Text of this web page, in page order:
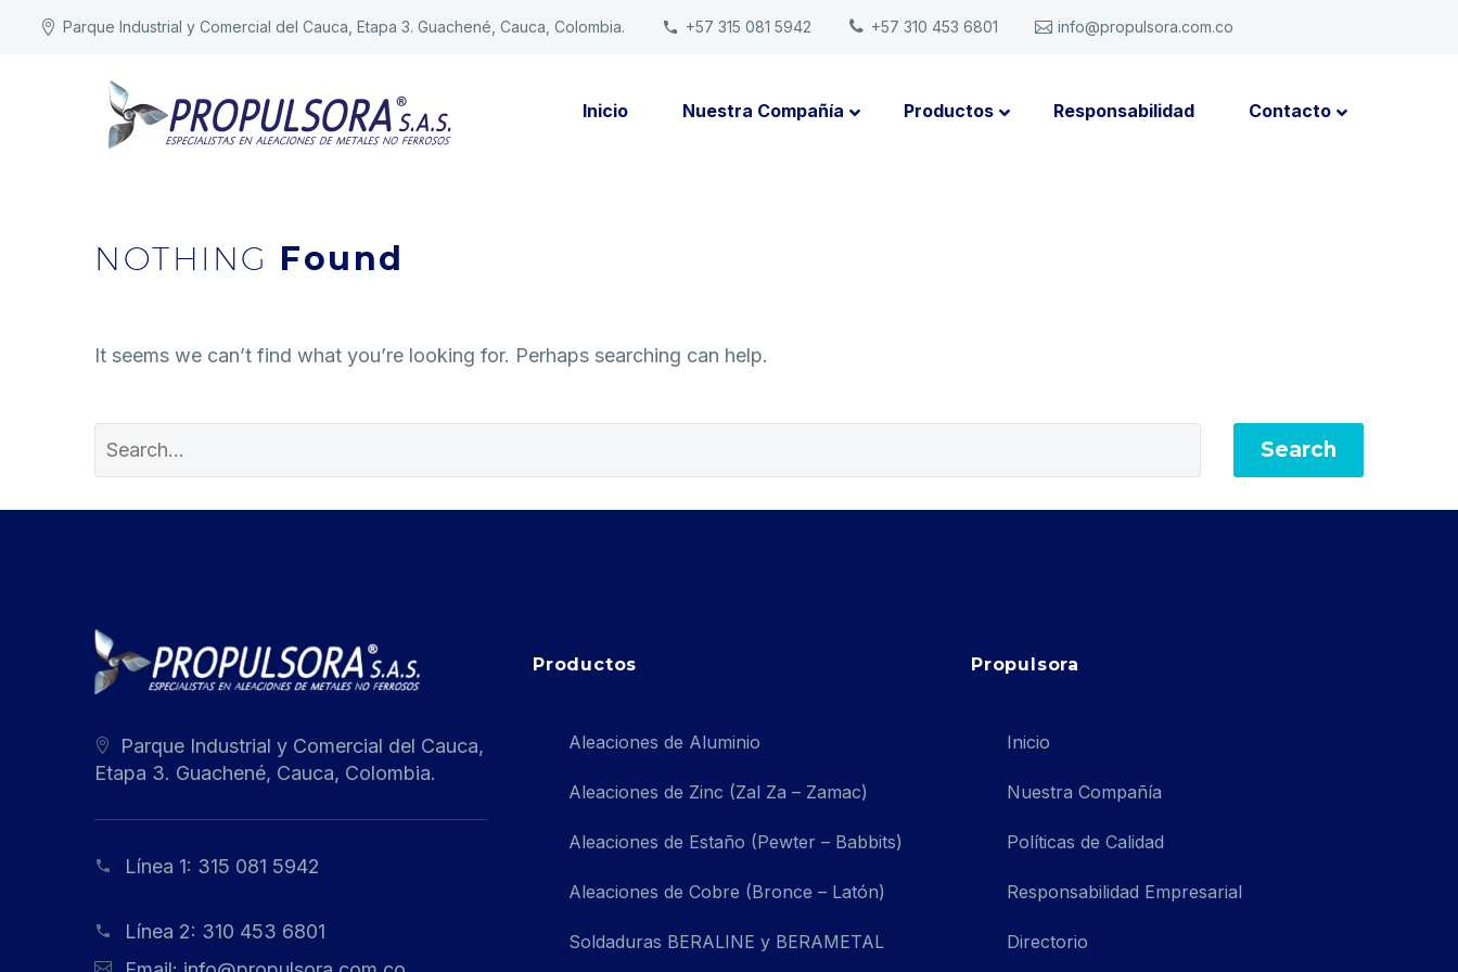
Parque Industrial y Comercial del Cauca, Etapa 3. Guachené, Cauca, Colombia. +57 315 081 5942 +57 310 453 6801 info@propulsora.com.co
Inicio Nuestra Compañía Productos Responsabilidad Contacto
NOTHING Found
It seems we can’t find what you’re looking for. Perhaps searching can help.
Search
Parque Industrial y Comercial del Cauca,
Etapa 3. Guachené, Cauca, Colombia.
Línea 1: 315 081 5942
Línea 2: 310 453 6801
Productos
Aleaciones de Aluminio
Aleaciones de Zinc (Zal Za – Zamac)
Aleaciones de Estaño (Pewter – Babbits)
Aleaciones de Cobre (Bronce – Latón)
Soldaduras BERALINE y BERAMETAL
Propulsora
Inicio
Nuestra Compañía
Políticas de Calidad
Responsabilidad Empresarial
Directorio